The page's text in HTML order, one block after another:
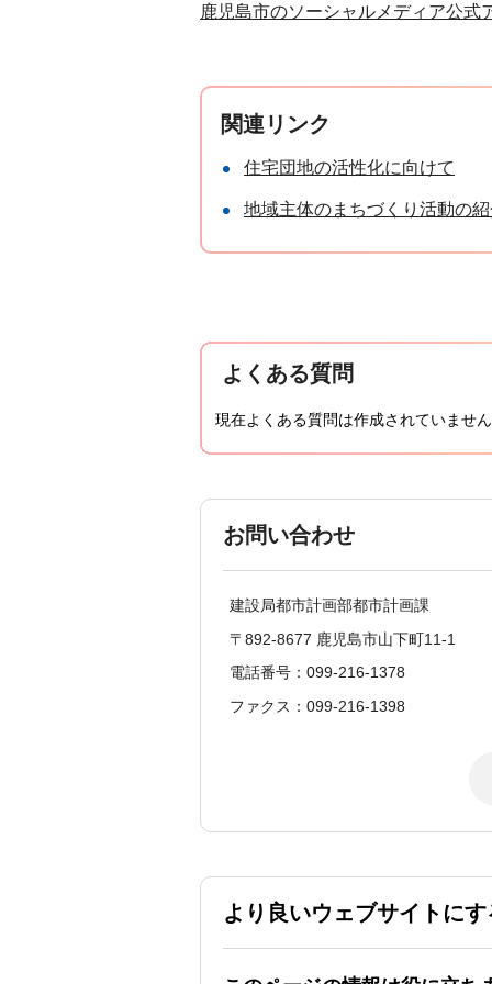
鹿児島市のソーシャルメディア公式
関連リンク
住宅団地の活性化に向けて
地域主体のまちづくり活動の
よくある質問
現在よくある質問は作成されていませ
お問い合わせ
建設局都市計画部都市計画課
〒892-8677 鹿児島市山下町11-1
電話番号：099-216-1378
ファクス：099-216-1398
より良いウェブサイトに